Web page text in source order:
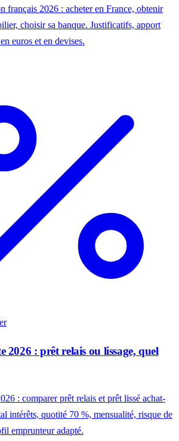
français 2026 : acheter en France, obtenir
choisir sa banque. Justificatifs, apport
euros et en devises.
2026 : prêt relais ou lissage, quel
: comparer prêt relais et prêt lissé achat-
intérêts, quotité 70 %, mensualité, risque de
emprunteur adapté.